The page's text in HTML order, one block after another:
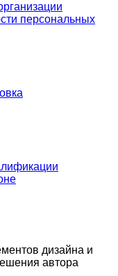
персональных
дизайна и
автора